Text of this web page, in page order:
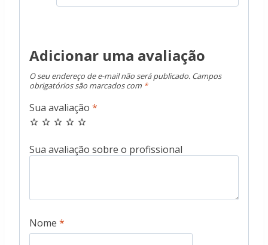
Adicionar uma avaliação
O seu endereço de e-mail não será publicado. Campos
obrigatórios são marcados com *
Sua avaliação *
Nome *